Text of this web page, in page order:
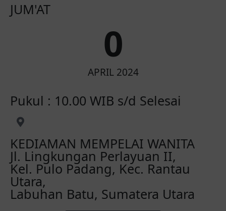
JUM'AT
APRIL 2024
0
Pukul : 10.00 WIB s/d Selesai
KEDIAMAN MEMPELAI WANITA
Jl. Lingkungan Perlayuan II,
Kel. Pulo Padang, Kec. Rantau
Utara,
Labuhan Batu, Sumatera Utara